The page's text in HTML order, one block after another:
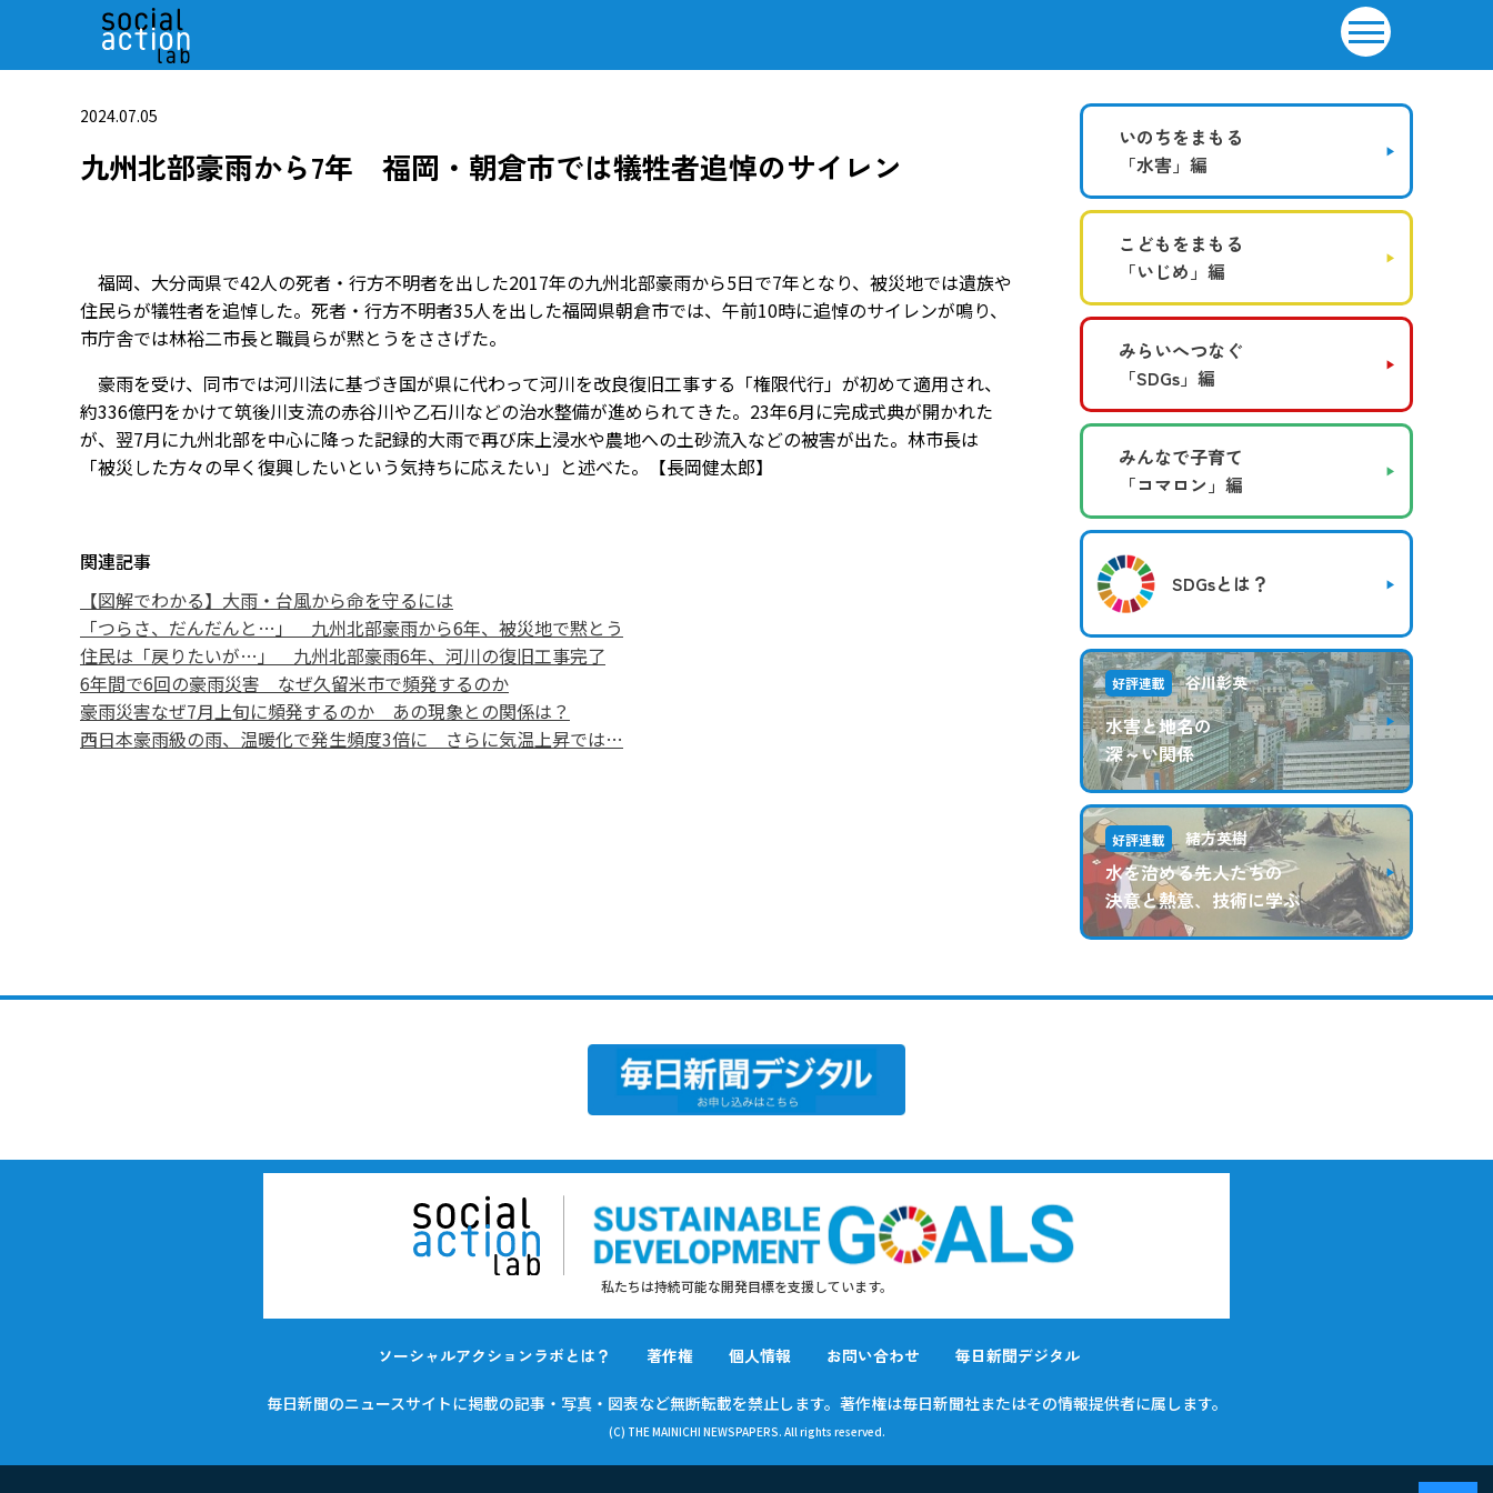
2024.07.05
九州北部豪雨から7年 福岡・朝倉市では犠牲者追悼のサイレン
福岡、大分両県で42人の死者・行方不明者を出した2017年の九州北部豪雨から5日で7年となり、被災地では遺族や
住民らが犠牲者を追悼した。死者・行方不明者35人を出した福岡県朝倉市では、午前10時に追悼のサイレンが鳴り、
市庁舎では林裕二市長と職員らが黙とうをささげた。
豪雨を受け、同市では河川法に基づき国が県に代わって河川を改良復旧工事する「権限代行」が初めて適用され、
約336億円をかけて筑後川支流の赤谷川や乙石川などの治水整備が進められてきた。23年6月に完成式典が開かれた
が、翌7月に九州北部を中心に降った記録的大雨で再び床上浸水や農地への土砂流入などの被害が出た。林市長は
「被災した方々の早く復興したいという気持ちに応えたい」と述べた。【長岡健太郎】
関連記事
【図解でわかる】大雨・台風から命を守るには
「つらさ、だんだんと…」 九州北部豪雨から6年、被災地で黙とう
住民は「戻りたいが…」 九州北部豪雨6年、河川の復旧工事完了
6年間で6回の豪雨災害 なぜ久留米市で頻発するのか
豪雨災害なぜ7月上旬に頻発するのか あの現象との関係は？
西日本豪雨級の雨、温暖化で発生頻度3倍に さらに気温上昇では…
いのちをまもる
「水害」編
こどもをまもる
「いじめ」編
みらいへつなぐ
「SDGs」編
みんなで子育て
「コマロン」編
SDGsとは？
好評連載 谷川彰英
水害と地名の
深～い関係
好評連載 緒方英樹
水を治める先人たちの
決意と熱意、技術に学ぶ
私たちは持続可能な開発目標を支援しています。
ソーシャルアクションラボとは？ 著作権 個人情報 お問い合わせ 毎日新聞デジタル
毎日新聞のニュースサイトに掲載の記事・写真・図表など無断転載を禁止します。 著作権は毎日新聞社またはその情報提供者に属します。
(C) THE MAINICHI NEWSPAPERS. All rights reserved.